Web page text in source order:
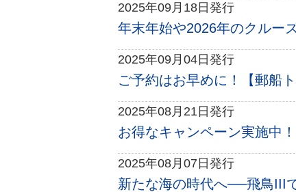
2025年09月18日発行
年末年始や2026年のクルー
2025年09月04日発行
ご予約はお早めに！【郵船
2025年08月21日発行
お得なキャンペーン実施中
2025年08月07日発行
新たな海の時代へ──飛鳥III